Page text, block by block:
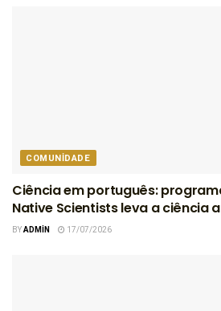
COMUNIDADE
Ciência em português:
Native Scientists leva a ciência
BYADMIN 17/07/2026